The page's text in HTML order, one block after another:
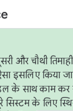
और चौथी
इसलिए किया
के साथ काम
के लिए